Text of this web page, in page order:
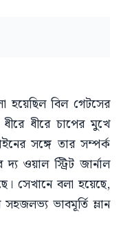
হয়েছিল বিল গেটসের
ধীরে চাপের মুখে
সঙ্গে তার সম্পর্ক
ওয়াল স্ট্রিট জার্নাল
সেখানে বলা হয়েছে,
ভাবমূর্তি ম্লান